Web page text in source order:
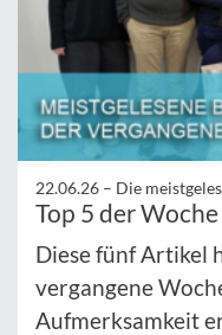
22.06.26 – Die
Top 5 der
Diese fünf Artikel
vergangene
Aufmerksamkeit